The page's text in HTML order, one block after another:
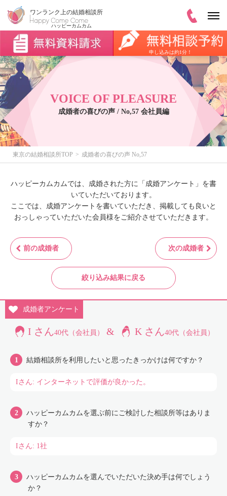
申し込みは約1分！
VOICE OF PLEASURE
成婚者の喜びの声 / No,57 会社員編
東京の結婚相談所TOP 成婚者の喜びの声 No,57
ハッピーカムカムでは、成婚された方に「成婚アンケート」を書
いていただいております。
ここでは、成婚アンケートを書いていただき、掲載しても良いと
おっしゃっていただいた会員様をご紹介させていただきます。
前の成婚者 次の成婚者
絞り込み結果に戻る
成婚者アンケート
I さん40代（会社員） & K さん40代（会社員）
結婚相談所を利用したいと思ったきっかけは何ですか？
Iさん: インターネットで評価が良かった。
ハッピーカムカムを選ぶ前にご検討した相談所等はありま
すか？
Iさん: 1社
ハッピーカムカムを選んでいただいた決め手は何でしょう
か？